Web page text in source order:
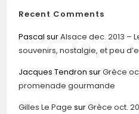
Recent Comments
Pascal surAlsace dec. 2013 –
souvenirs, nostalgie, et peu
Jacques Tendron surGrèce
promenade gourmande
Gilles Le Page surGrèce oct.